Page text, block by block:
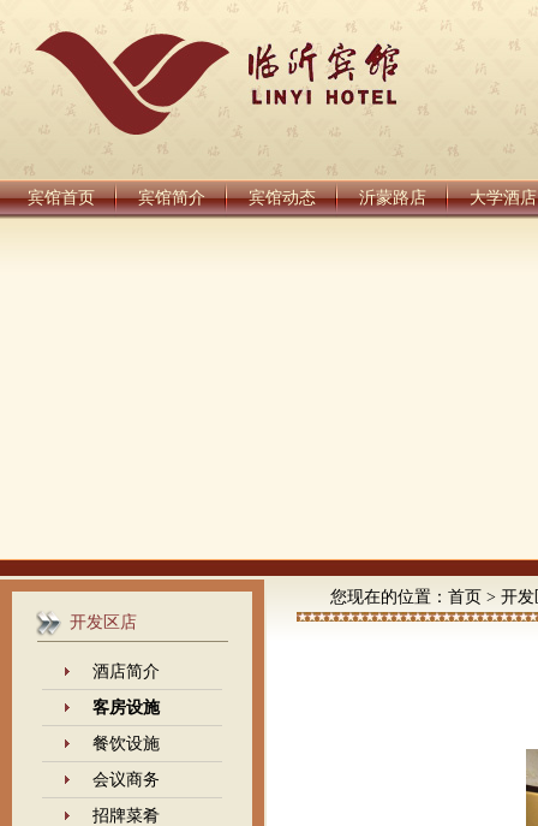
宾馆首页 宾馆简介 宾馆动态 沂蒙路店 大学酒店
开发区店
酒店简介
客房设施
餐饮设施
会议商务
招牌菜肴
您现在的位置： 首页 > 开发